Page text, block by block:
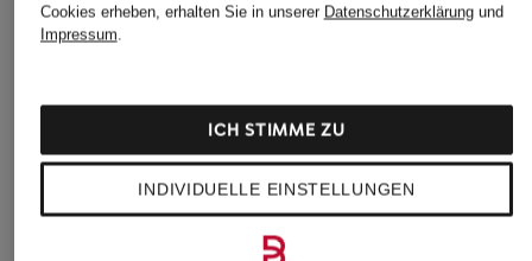
Weitere Kategorien
Cookies erheben, erhalten Sie in unserer Datenschutzerklärungund
Impressum.
INDIVIDUELLE EINSTELLUNGEN
ICH STIMME ZU